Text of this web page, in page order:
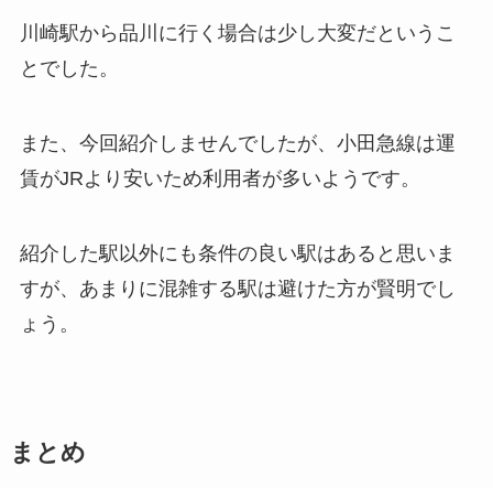
川崎駅から品川に行く場合は少し大変だというこ
とでした。
また、今回紹介しませんでしたが、 小田急線は運
賃がJRより安いため利用者が多いようです。
紹介した駅以外にも条件の良い駅はあると思いま
すが、 あまりに混雑する駅は避けた方が賢明でし
ょう。
まとめ